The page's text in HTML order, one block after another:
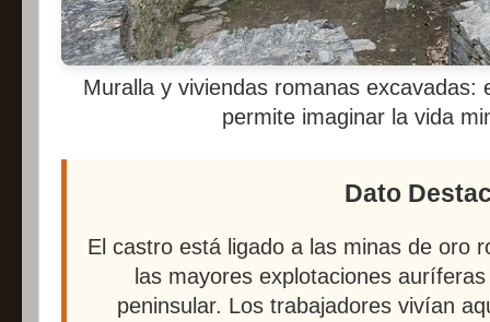
Muralla y viviendas romanas excavadas:
permite imaginar la vida
Dato
El castro está ligado a las minas de oro
las mayores explotaciones
peninsular. Los trabajadores vivían